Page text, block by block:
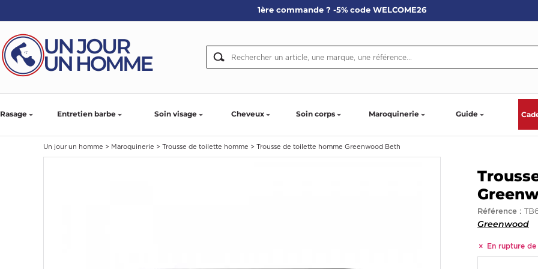
1ère commande ? -5% code WELCOME26
Rasage Entretien barbe Soin visage Cheveux Soin corps Maroquinerie Guide
Un jour un homme > Maroquinerie > Trousse de toilette homme > Trousse de toilette homme Greenwood Beth
Référence :
Greenwood
En rupture